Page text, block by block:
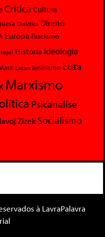
Crítica Cultura
Dialética Direito
Europa Fascismo
História Ideologia
Lacan leninismo Luta
Marxismo
Psicanalise
Zizek Socialismo
à LavraPalavra